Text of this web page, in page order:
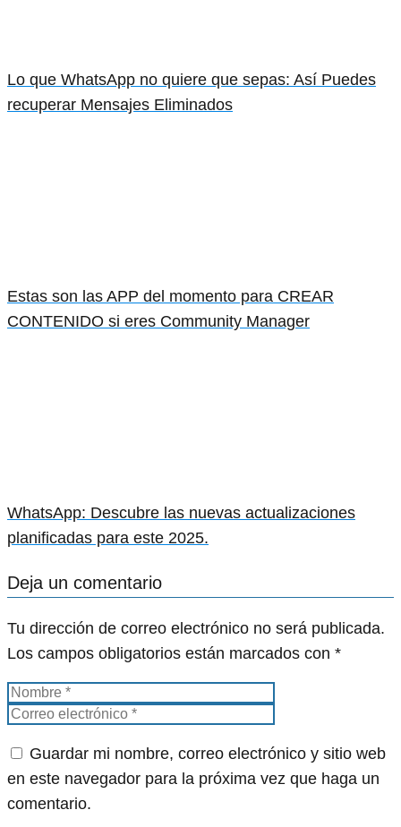
Lo que WhatsApp no quiere que sepas: Así Puedes
recuperar Mensajes Eliminados
Estas son las APP del momento para CREAR
CONTENIDO si eres Community Manager
WhatsApp: Descubre las nuevas actualizaciones
planificadas para este 2025.
Deja un comentario
Tu dirección de correo electrónico no será publicada.
Los campos obligatorios están marcados con *
Guardar mi nombre, correo electrónico y sitio web
en este navegador para la próxima vez que haga un
comentario.